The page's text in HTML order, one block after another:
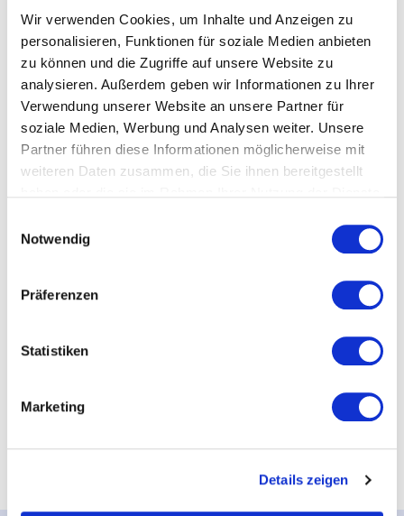
Wir verwenden Cookies, um Inhalte und Anzeigen zu
personalisieren, Funktionen für soziale Medien anbieten
zu können und die Zugriffe auf unsere Website zu
analysieren. Außerdem geben wir Informationen zu Ihrer
Verwendung unserer Website an unsere Partner für
soziale Medien, Werbung und Analysen weiter. Unsere
Partner führen diese Informationen möglicherweise mit
weiteren Daten zusammen, die Sie ihnen bereitgestellt
Notwendig
Präferenzen
Statistiken
Marketing
Details zeigen
Im Rahmen derINNOVATION COFFEE BREAKgibt
es die Möglichkeit, einen unserer diesjährigen
Keynote-SpeakerWolf Lotter , Autor, Publizist &
Mitgründer von
Q&A-Session
Peter Weixelbaumer
Founder & Managing Partner bei Lunik2,
und Kreativität sprechen – und gemeinsam mit
dem Publikum bei Kaffee und Kuchen über
diskutieren.
Hier anmelden